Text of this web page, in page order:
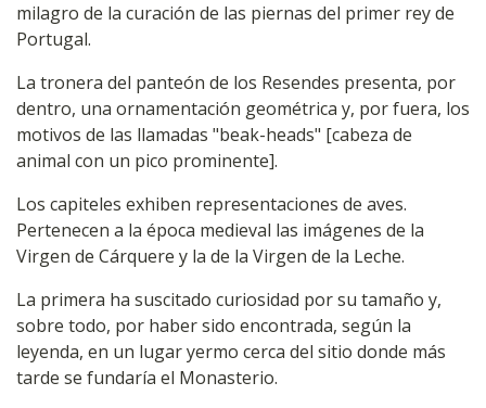
milagro de la curación de las piernas del primer rey de
Portugal.
La tronera del panteón de los Resendes presenta, por
dentro, una ornamentación geométrica y, por fuera, los
motivos de las llamadas "beak-heads" [cabeza de
animal con un pico prominente].
Los capiteles exhiben representaciones de aves.
Pertenecen a la época medieval las imágenes de la
Virgen de Cárquere y la de la Virgen de la Leche.
La primera ha suscitado curiosidad por su tamaño y,
sobre todo, por haber sido encontrada, según la
leyenda, en un lugar yermo cerca del sitio donde más
tarde se fundaría el Monasterio.